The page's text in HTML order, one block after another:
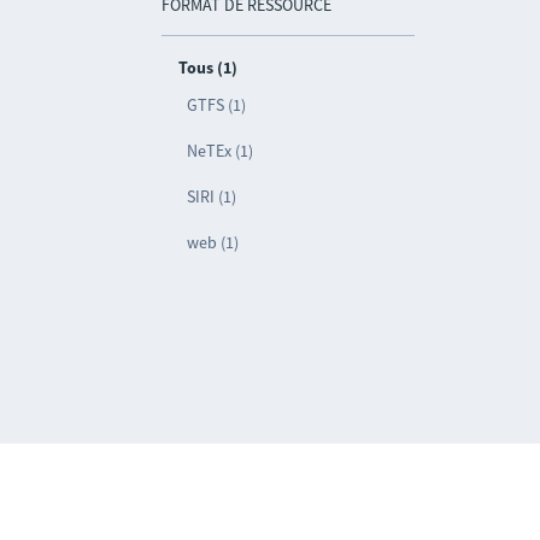
FORMAT DE RESSOURCE
Tous (1)
GTFS (1)
NeTEx (1)
SIRI (1)
web (1)